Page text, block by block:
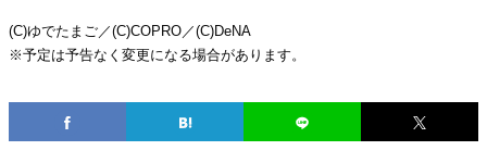
(C)ゆでたまご／(C)COPRO／(C)DeNA
※予定は予告なく変更になる場合があります。